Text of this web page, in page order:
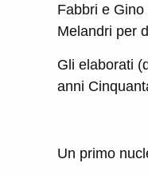
Fabbri e Gino
Melandri per
Gli elaborati
anni
Un primo